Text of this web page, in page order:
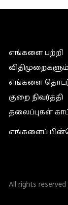
எங்களை பற்றி
எங்களை
குறை நிவர்த்தி
தலைப்புகள்
எங்களைப்
All rights